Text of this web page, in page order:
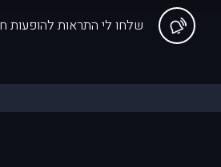
שלחו לי התראות להופעות